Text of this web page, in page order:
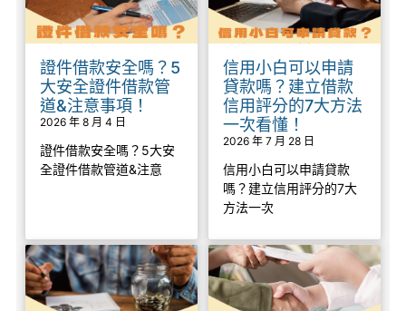
證件借款安全嗎？5
大安全證件借款管
道&注意事項！
2026 年 8 月 4 日
證件借款安全嗎？5大安
全證件借款管道&注意
信用小白可以申請
貸款嗎？建立借款
信用評分的7大方法
一次看懂！
2026 年 7 月 28 日
信用小白可以申請貸款
嗎？建立信用評分的7大
方法一次